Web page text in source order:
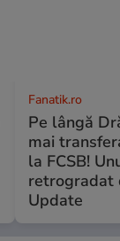
Fanatik.ro
Pe lângă
mai
la FCSB!
retrogradat
Update